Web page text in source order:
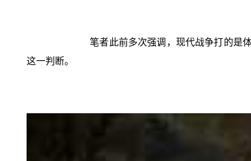
笔者此前多次强调，现代战争打的是
这一判断。